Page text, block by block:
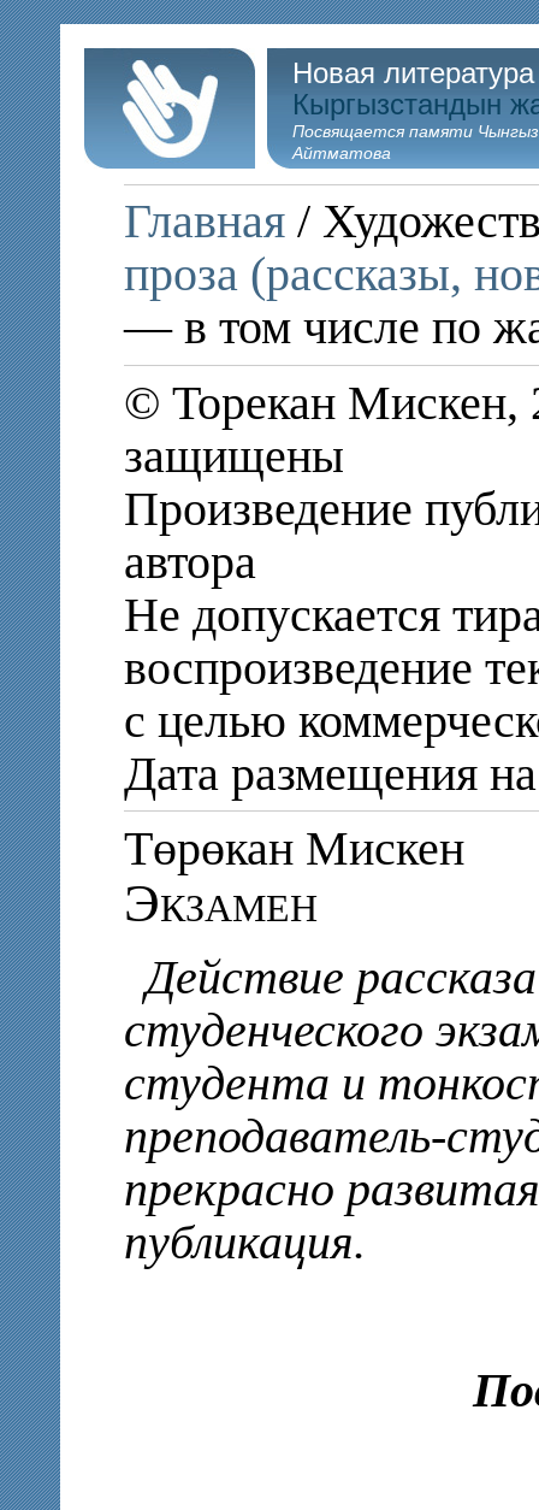
Новая
Кыргызстандын
Посвящается памяти
Айтматова
Главная /
проза (рассказы,
— в том числе по
© Торекан Мискен,
защищены
Произведение
автора
Не допускается
воспроизведение
с целью
Дата размещения
Төрөкан Мискен
Экзамен
Действие
студенческого
студента и
преподаватель-
прекрасно
публикация.